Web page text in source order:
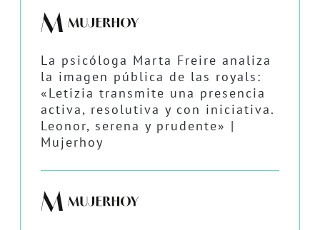
La psicóloga Marta Freire analiza
la imagen pública de las royals:
«Letizia transmite una presencia
activa, resolutiva y con iniciativa.
Leonor, serena y prudente» |
Mujerhoy